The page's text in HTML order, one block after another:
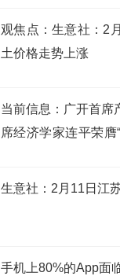
观焦点：生意社：2
土价格走势上涨
当前信息：广开首席
席经济学家连平荣
生意社：2月11日江
手机上80%的App面